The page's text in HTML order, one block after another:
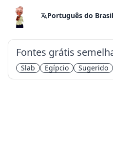
Português do Brasil
Fontes grátis
Slab Egípcio Sugerido